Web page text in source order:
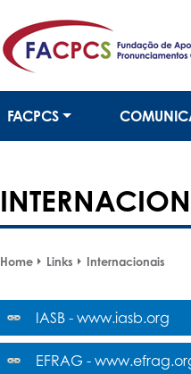
FACPCS
Home Links Internacionais
IASB - www.iasb.org
EFRAG -